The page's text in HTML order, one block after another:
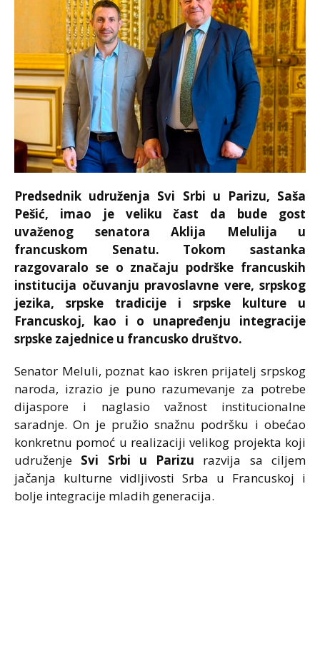
Predsednik udruženja Svi Srbi u Parizu, Saša
Pešić, imao je veliku čast da bude gost
uvaženog senatora Aklija Melulija u
francuskom Senatu. Tokom sastanka
razgovaralo se o značaju podrške francuskih
institucija očuvanju pravoslavne vere, srpskog
jezika, srpske tradicije i srpske kulture u
Francuskoj, kao i o unapređenju integracije
srpske zajednice u francusko društvo.
Senator Meluli, poznat kao iskren prijatelj srpskog
naroda, izrazio je puno razumevanje za potrebe
dijaspore i naglasio važnost institucionalne
saradnje. On je pružio snažnu podršku i obećao
konkretnu pomoć u realizaciji velikog projekta koji
udruženje Svi Srbi u Parizu razvija sa ciljem
jačanja kulturne vidljivosti Srba u Francuskoj i
bolje integracije mladih generacija.